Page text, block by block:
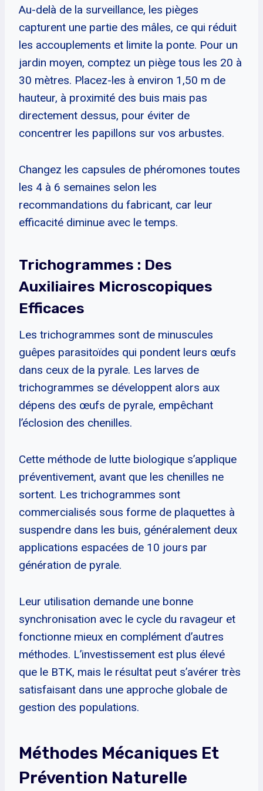
Au-delà de la surveillance, les pièges
capturent une partie des mâles, ce qui réduit
les accouplements et limite la ponte. Pour un
jardin moyen, comptez un piège tous les 20 à
30 mètres. Placez-les à environ 1,50 m de
hauteur, à proximité des buis mais pas
directement dessus, pour éviter de
concentrer les papillons sur vos arbustes.
Changez les capsules de phéromones toutes
les 4 à 6 semaines selon les
recommandations du fabricant, car leur
efficacité diminue avec le temps.
Trichogrammes : Des
Auxiliaires Microscopiques
Efficaces
Les trichogrammes sont de minuscules
guêpes parasitoïdes qui pondent leurs œufs
dans ceux de la pyrale. Les larves de
trichogrammes se développent alors aux
dépens des œufs de pyrale, empêchant
l’éclosion des chenilles.
Cette méthode de lutte biologique s’applique
préventivement, avant que les chenilles ne
sortent. Les trichogrammes sont
commercialisés sous forme de plaquettes à
suspendre dans les buis, généralement deux
applications espacées de 10 jours par
génération de pyrale.
Leur utilisation demande une bonne
synchronisation avec le cycle du ravageur et
fonctionne mieux en complément d’autres
méthodes. L’investissement est plus élevé
que le BTK, mais le résultat peut s’avérer très
satisfaisant dans une approche globale de
gestion des populations.
Méthodes Mécaniques Et
Prévention Naturelle